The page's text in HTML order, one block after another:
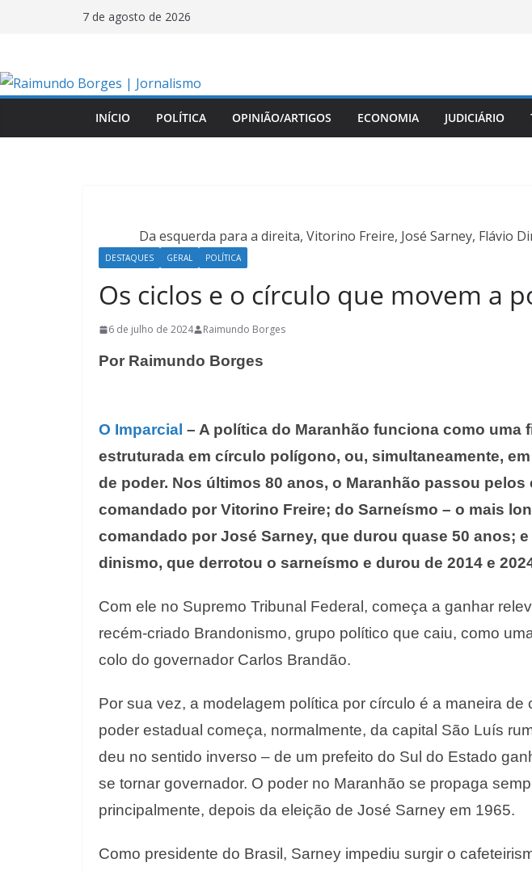
conteúdo
7 de agosto de 2026
INÍCIO POLÍTICA OPINIÃO/ARTIGOS ECONOMIA JUDICIÁRIO
Da esquerda para a direita, Vitorino Freire, José Sarney, Flávio
DESTAQUES GERAL POLÍTICA
Os ciclos e o círculo que movem a
6 de julho de 2024 Raimundo Borges
Por Raimundo Borges
O Imparcial – A política do Maranhão funciona como uma
estruturada em círculo polígono, ou, simultaneamente,
de poder. Nos últimos 80 anos, o Maranhão passou
comandado por Vitorino Freire; do Sarneísmo – o mais
comandado por José Sarney, que durou quase 50 anos;
dinismo, que derrotou o sarneísmo e durou de 2014 e
Com ele no Supremo Tribunal Federal, começa a ganhar
recém-criado Brandonismo, grupo político que caiu, como
colo do governador Carlos Brandão.
Por sua vez, a modelagem política por círculo é a maneira de
poder estadual começa, normalmente, da capital São Luís
deu no sentido inverso – de um prefeito do Sul do Estado
se tornar governador. O poder no Maranhão se propaga
principalmente, depois da eleição de José Sarney em 1965.
Como presidente do Brasil, Sarney impediu surgir o